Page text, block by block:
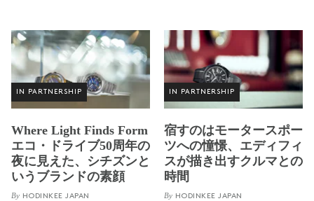
IN PARTNERSHIP
Where Light Finds Form
エコ・ドライブ50周年の
夜に見えた、シチズンと
いうブランドの素顔
By HODINKEE JAPAN
IN PARTNERSHIP
宿すのはモータースポー
ツへの憧憬、エディフィ
スが描き出すクルマとの
時間
By HODINKEE JAPAN